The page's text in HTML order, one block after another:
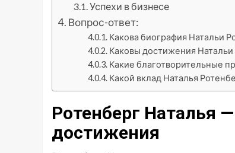
Успехи в бизнесе
Вопрос-ответ:
Какова биография Натальи
Каковы достижения Натальи
Какие благотворительные
Какой вклад Наталья
Ротенберг Наталья
достижения